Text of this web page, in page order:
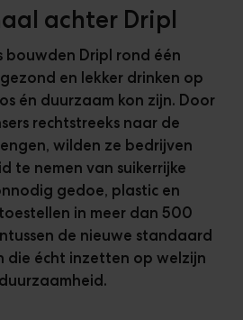
achter Dripl
bouwden Dripl rond één
en lekker drinken op
én duurzaam kon zijn. Door
rechtstreeks naar de
wilden ze bedrijven
te nemen van suikerrijke
gedoe, plastic en
in meer dan 500
de nieuwe standaard
die écht inzetten op welzijn